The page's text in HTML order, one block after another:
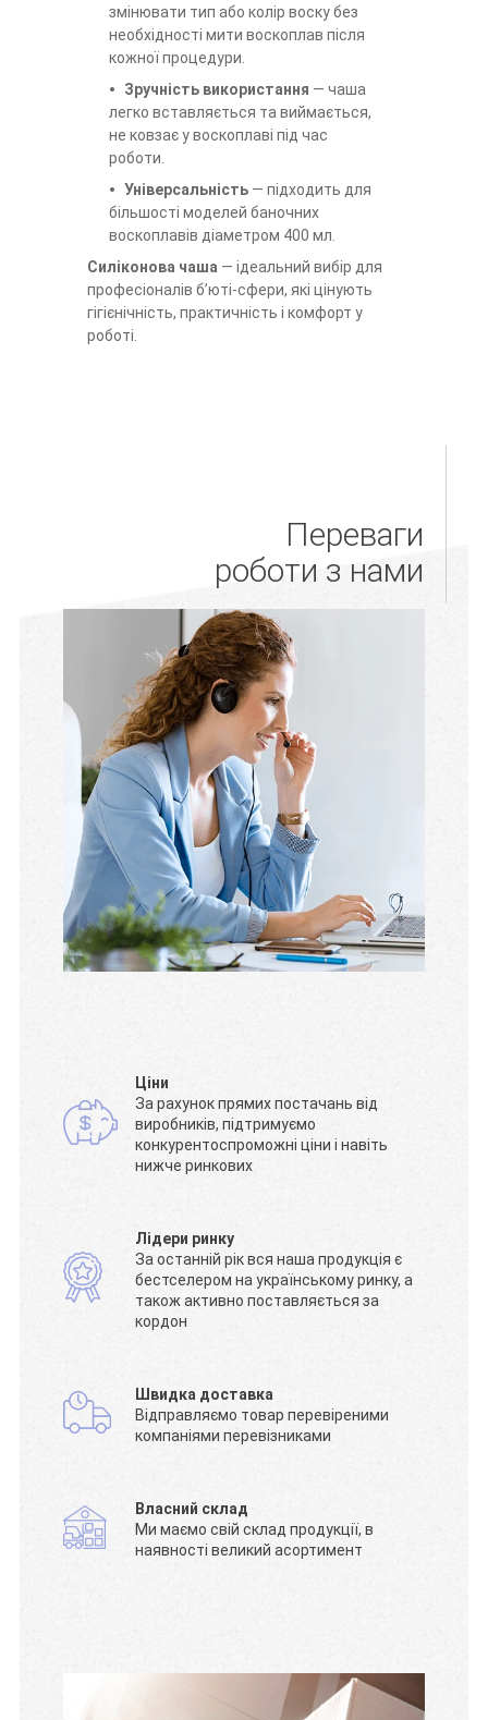
змінювати тип або колір воску без
необхідності мити воскоплав після
кожної процедури.
Зручність використання — чаша
легко вставляється та виймається,
не ковзає у воскоплаві під час
роботи.
Універсальність— підходить для
більшості моделей баночних
воскоплавів діаметром 400 мл.
Силіконова чаша — ідеальний вибір для
професіоналів б’юті-сфери, які цінують
гігієнічність, практичність і комфорт у
роботі.
Переваги
роботи з нами
Ціни
За рахунок прямих постачань від
виробників, підтримуємо
конкурентоспроможні ціни і навіть
нижче ринкових
Лідери ринку
За останній рік вся наша продукція є
бестселером на українському ринку, а
також активно поставляється за
кордон
Швидка доставка
Відправляємо товар перевіреними
компаніями перевізниками
Власний склад
Ми маємо свій склад продукції, в
наявності великий асортимент